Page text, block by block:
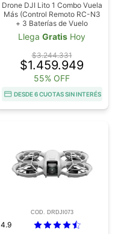
Drone DJI Lito 1 Combo Vuela
Más (Control Remoto RC-N3
+ 3 Baterías de Vuelo
Inteligente), Cámara 4K,
Detección de Obstáculos,
ActiveTrack, Video 4K e
Imágenes 8K, Ligero y
Plegable, Transmisión de
Video 15 km
Llega Gratis Hoy
$3.244.331
$1.459.949
55% OFF
DESDE 6 CUOTAS SIN INTERÉS
COD. DRDJI073
4.9